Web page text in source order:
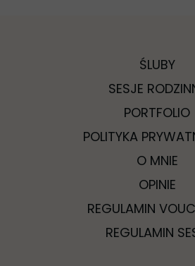
O MNIE
OPINIE
REGULAMIN
REGULAMIN
ŚLUBY
SESJE
PORTFOLIO
POLITYKA